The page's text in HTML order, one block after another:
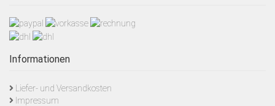
Informationen
Liefer- und Versandkosten
Impressum